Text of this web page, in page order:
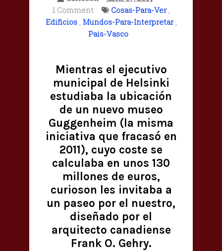
1 Comment
Cosas-Para-Ver,
Edificios, Mundos-Para-Interpretar,
Pais-Vasco
Mientras el ejecutivo
municipal de Helsinki
estudiaba la ubicación
de un nuevo museo
Guggenheim (la misma
iniciativa que fracasó en
2011), cuyo coste se
calculaba en unos 130
millones de euros,
curioson les invitaba a
un paseo por el nuestro,
diseñado por el
arquitecto canadiense
Frank O. Gehry.